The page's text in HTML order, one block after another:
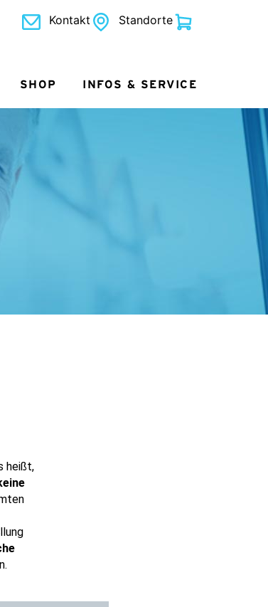
Kontakt Standorte
SHOP INFOS & SERVICE
heißt,